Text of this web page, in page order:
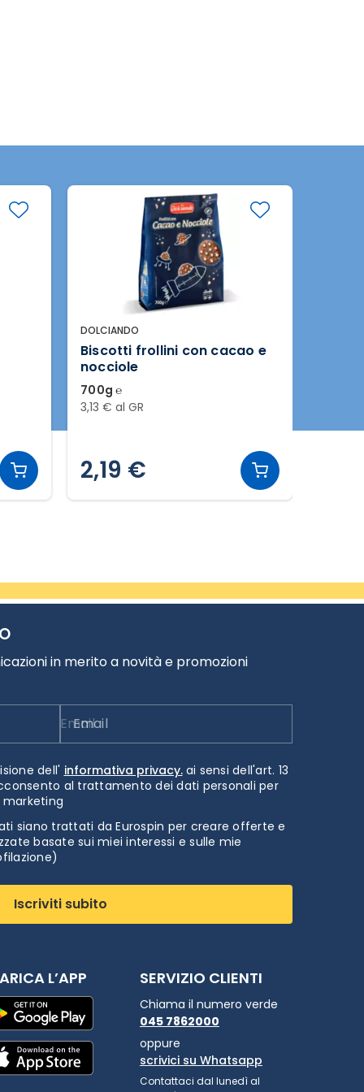
DOLCIANDO
Biscotti frollini con cacao e
nocciole
700g ℮
3,13 € al GR
2,19 €
in merito a novità e promozioni
Email
dell' informativa privacy.ai sensi dell'art. 13
al trattamento dei dati personali per
siano trattati da Eurospin per creare offerte e
basate sui miei interessi e sulle mie
Iscriviti subito
L’APP SERVIZIO CLIENTI
Chiama il numero verde
045 7862000
oppure
scrivici su Whatsapp
Contattaci dal lunedì al